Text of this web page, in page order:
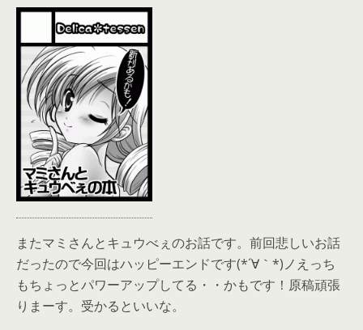
またマミさんとキュウべぇのお話です。前回悲しいお話
だったので今回はハッピーエンドです(*´∀｀*)ノえっち
もちょっとパワーアップしてる・・かもです！原稿頑張
りまーす。受かるといいな。